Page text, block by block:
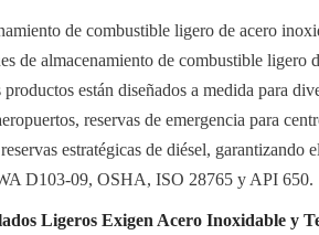
de combustible ligero de acero
de almacenamiento de combustible ligero
están diseñados a medida para
reservas de emergencia para
estratégicas de diésel, garantizando
D103-09, OSHA, ISO 28765 y API 650.
Ligeros Exigen Acero Inoxidable y